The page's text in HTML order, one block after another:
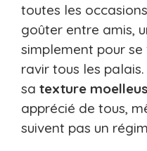
toutes les
goûter entre amis,
simplement pour
ravir tous les palais.
sa texture
apprécié de tous,
suivent pas un